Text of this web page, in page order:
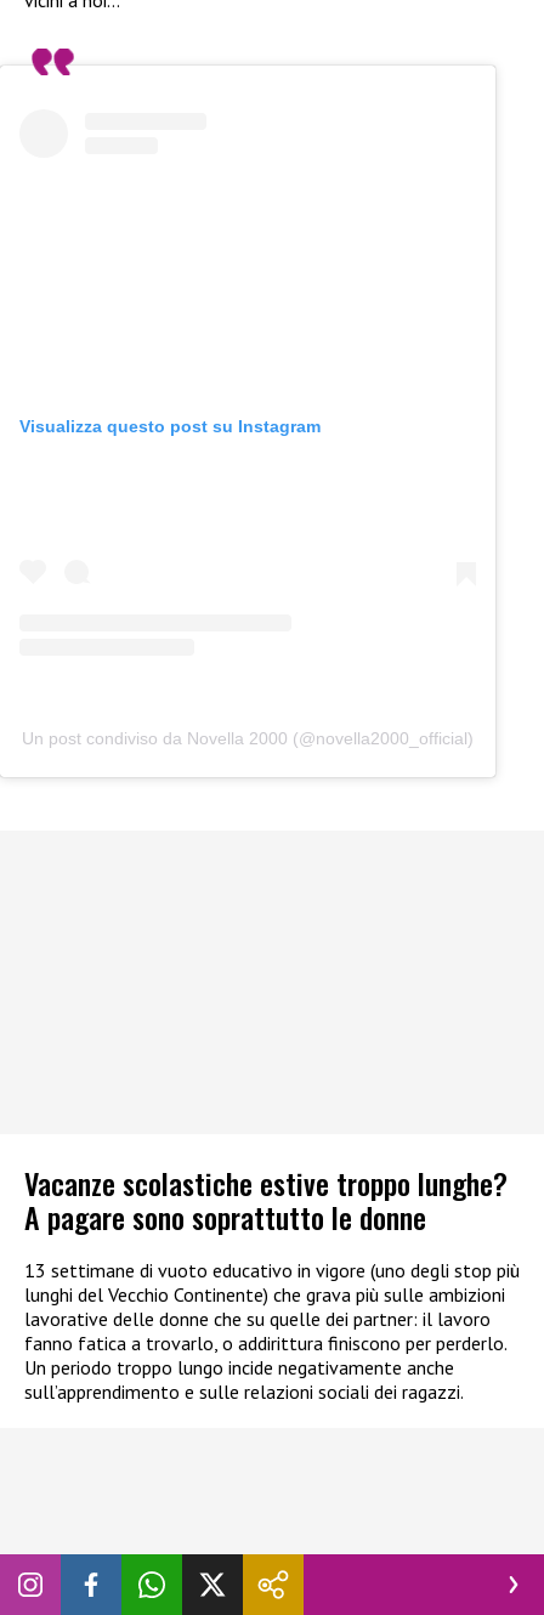
Visualizza questo post su Instagram
Un post condiviso da Novella 2000 (@novella2000_official)
Vacanze scolastiche estive troppo lunghe?
A pagare sono soprattutto le donne
13 settimane di vuoto educativo in vigore (uno degli stop più
lunghi del Vecchio Continente) che grava più sulle ambizioni
lavorative delle donne che su quelle dei partner: il lavoro
fanno fatica a trovarlo, o addirittura finiscono per perderlo.
Un periodo troppo lungo incide negativamente anche
sull’apprendimento e sulle relazioni sociali dei ragazzi.